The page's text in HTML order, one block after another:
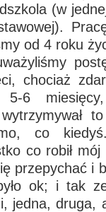
(w
od 4 roku
chociaż
6
co
co robił mój
przepychać i
ok; i tak
jedna, druga,